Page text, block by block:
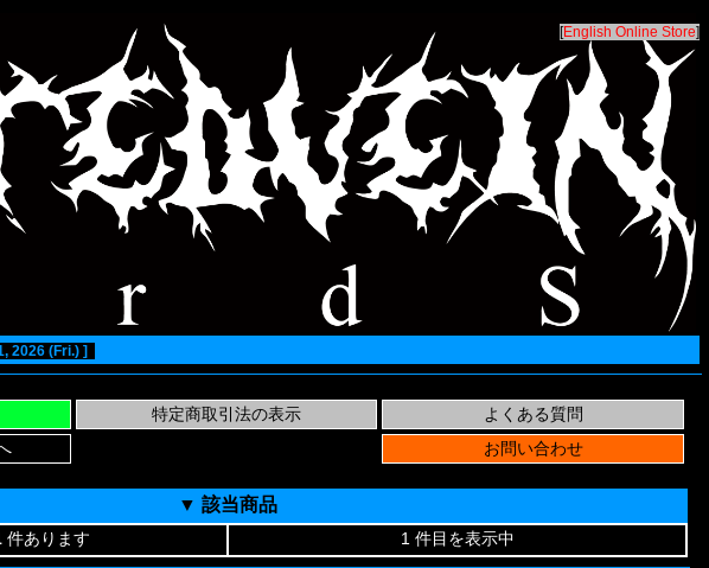
[English Online Store]
2026 (Fri.) ]
▼ 該当商品
件あります 1 件目を表示中